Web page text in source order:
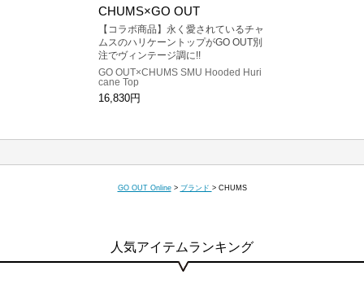
CHUMS×GO OUT
【コラボ商品】永く愛されているチャ
ムスのハリケーントップがGO OUT別
注でヴィンテージ調に!!
GO OUT×CHUMS SMU Hooded Huri
cane Top
16,830円
GO OUT Online > ブランド > CHUMS
人気アイテムランキング